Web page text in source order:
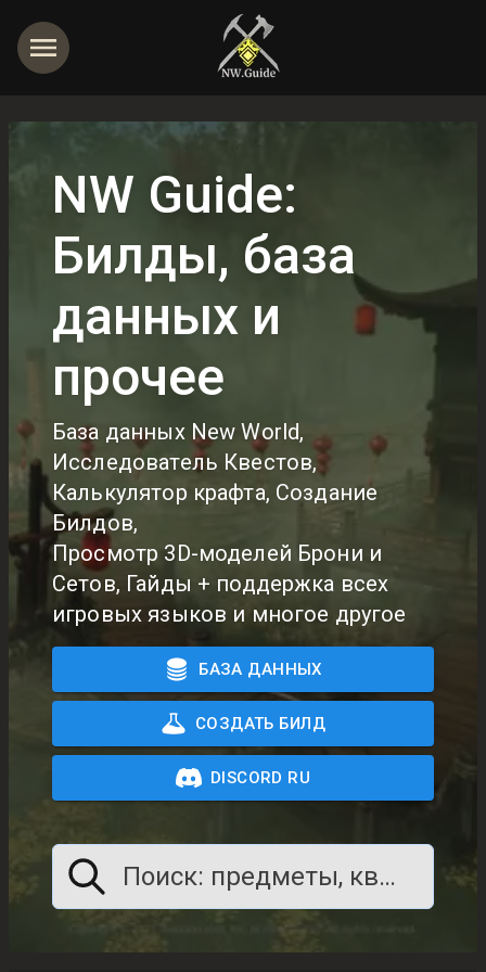
NW Guide:
Билды, база
данных и
прочее
База данных New World,
Исследователь Квестов,
Калькулятор крафта, Создание
Билдов,
Просмотр 3D-моделей Брони и
Сетов, Гайды + поддержка всех
игровых языков и многое другое
БАЗА ДАННЫХ
СОЗДАТЬ БИЛД
DISCORD RU
Поиск: предметы, квесты,